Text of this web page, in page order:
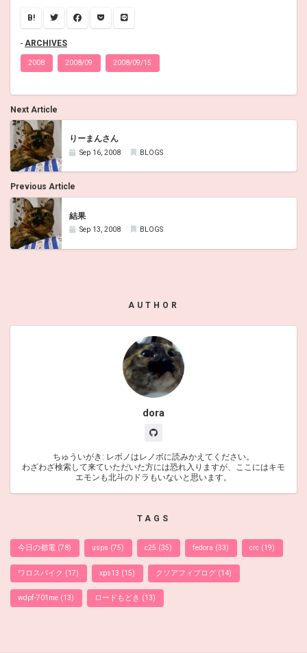
B!
ARCHIVES
2008 2008/09 2008/09/15
Next Article
りーまんさん
Sep 16, 2008 BLOGS
Previous Article
結果
Sep 13, 2008 BLOGS
AUTHOR
dora
ちゅういがき: レボノはレノボに読みかえてください。
わざわざ検索して来ていただいた方には恐れ入りますが、ここにはキモ
エモンも北斗のドラもいないと思います。
TAGS
今日の都電 (78) usps (75) c25 (35) fedora (33) crc (19)
ワロスバイク (17) xps13 (15) クソアフィブログ (14)
wdpf-701me (13) ロードもどき (13)